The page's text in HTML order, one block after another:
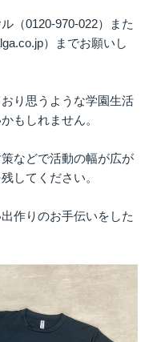
（0120-970-022）また
）までお願いし
り思うような学園生活
もしれません。
などで活動の幅が広が
してください。
作りのお手伝いをした